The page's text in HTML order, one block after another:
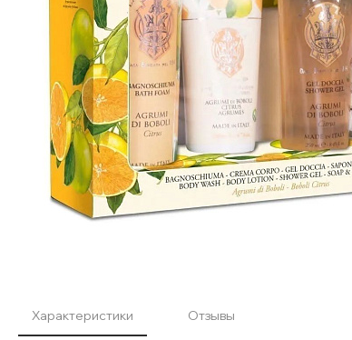
Характеристики Отзывы